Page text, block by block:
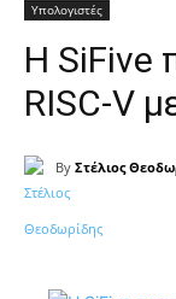
Υπολογιστές
Η SiFive
RISC‑V
By Στέλιος